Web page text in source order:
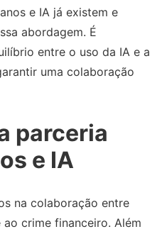
e IA já existem e
abordagem. É
entre o uso da IA e a
uma colaboração
parceria
e IA
na colaboração entre
crime financeiro. Além